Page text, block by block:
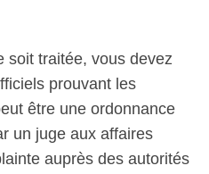
soit traitée, vous devez
prouvant les
être une ordonnance
un juge aux affaires
auprès des autorités